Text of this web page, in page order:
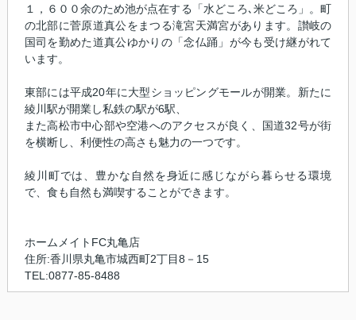
１，６００余のため池が点在する「水どころ､米どころ」。町
の北部に菅原道真公をまつる滝宮天満宮があります。讃岐の
国司を勤めた道真公ゆかりの「念仏踊」が今も受け継がれて
います。
東部には平成20年に大型ショッピングモールが開業。新たに
綾川駅が開業し私鉄の駅が6駅、
また高松市中心部や空港へのアクセスが良く、国道32号が街
を横断し、利便性の高さも魅力の一つです。
綾川町では、豊かな自然を身近に感じながら暮らせる環境
で、食も自然も満喫することができます。
ホームメイトFC丸亀店
住所:香川県丸亀市城西町2丁目8－15
TEL:0877-85-8488